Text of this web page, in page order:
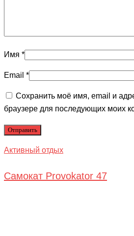
Имя *
Email *
Сохранить моё имя, email и
браузере для последующих моих
Активный отдых
Самокат Provokator 47